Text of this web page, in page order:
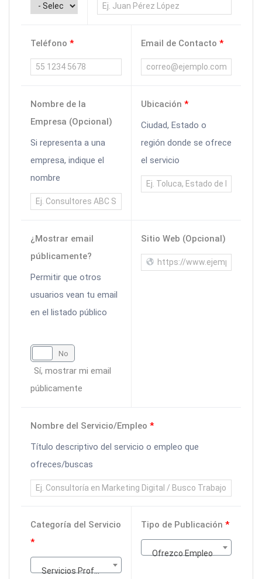
Teléfono * Email de Contacto *
Nombre de la
Empresa (Opcional)
Si representa a una
empresa, indique el
nombre
Ubicación *
Ciudad, Estado o
región donde se ofrece
el servicio
¿Mostrar email
públicamente?
Permitir que otros
usuarios vean tu email
en el listado público
No
Sí, mostrar mi email
públicamente
Sitio Web (Opcional)
Nombre del Servicio/Empleo *
Título descriptivo del servicio o empleo que
ofreces/buscas
Categoría del Servicio
*
Servicios Profesionales
Tipo de Publicación *
Ofrezco Empleo